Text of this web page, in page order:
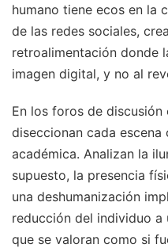
humano tiene ecos en la
de las redes sociales,
retroalimentación donde
imagen digital, y no al
En los foros de
diseccionan cada escena
académica. Analizan la
supuesto, la presencia
una deshumanización
reducción del individuo
que se valoran como si